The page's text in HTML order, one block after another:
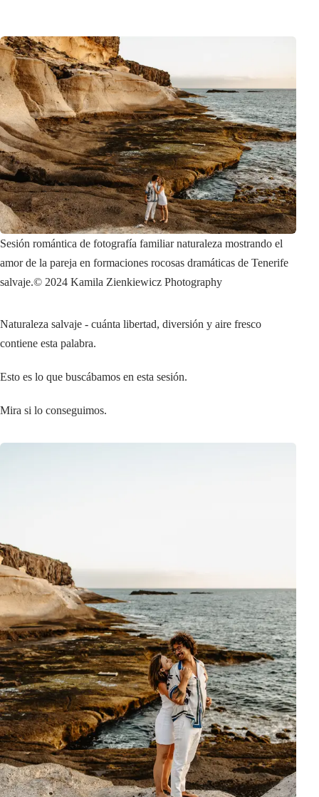
Sesión romántica de fotografía familiar naturaleza mostrando el
amor de la pareja en formaciones rocosas dramáticas de Tenerife
salvaje.© 2024 Kamila Zienkiewicz Photography
Naturaleza salvaje - cuánta libertad, diversión y aire fresco
contiene esta palabra.
Esto es lo que buscábamos en esta sesión.
Mira si lo conseguimos.